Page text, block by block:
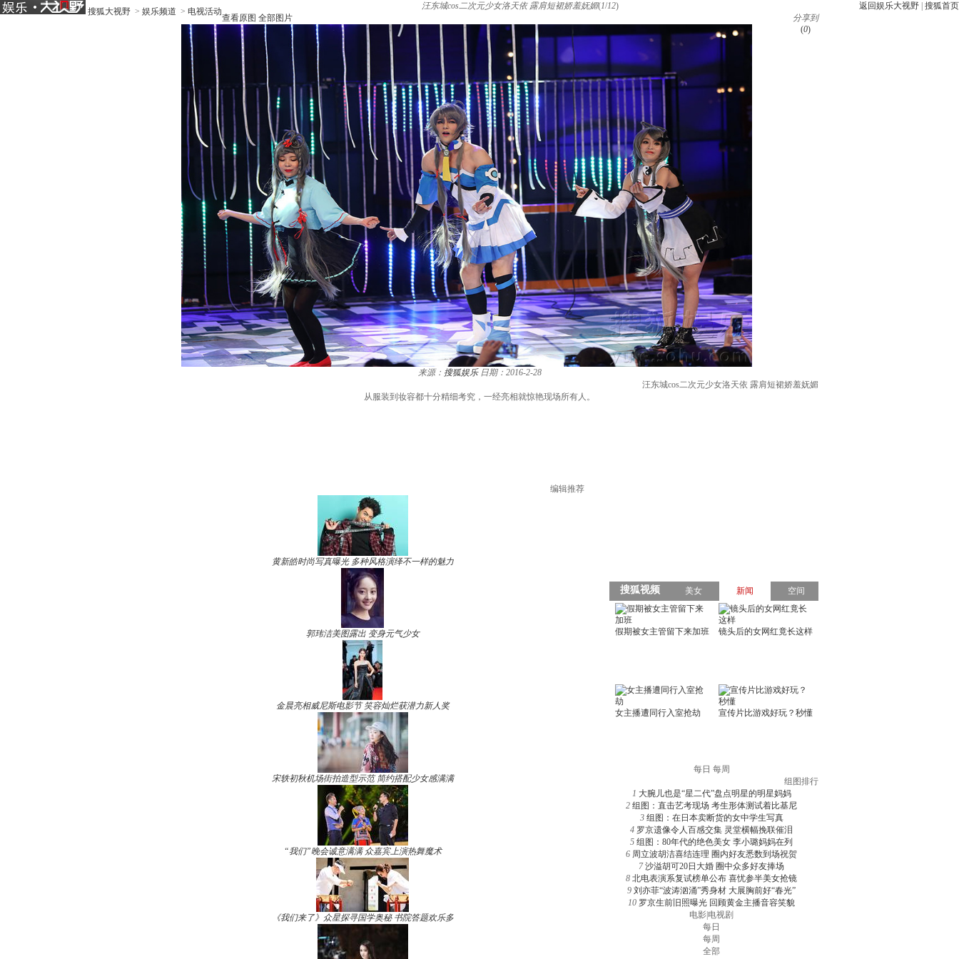
搜狐大视野 > 娱乐频道 > 电视活动
返回娱乐大视野 搜狐首页
汪东城cos二次元少女洛天依 露肩短裙娇羞妩媚(1/12)
查看原图 全部图片
分享到
(0)
来源： 搜狐娱乐 日期：2016-2-28
汪东城cos二次元少女洛天依 露肩短裙娇羞妩媚
从服装到妆容都十分精细考究，一经亮相就惊艳现场所有人。
编辑推荐
黄新皓时尚写真曝光 多种风格演绎不一样的魅力
郭玮洁美图露出 变身元气少女
金晨亮相威尼斯电影节 笑容灿烂获潜力新人奖
宋轶初秋机场街拍造型示范 简约搭配少女感满满
“我们”晚会诚意满满 众嘉宾上演热舞魔术
《我们来了》众星探寻国学奥秘 书院答题欢乐多
每日 每周
组图排行
1 大腕儿也是“星二代”盘点明星的明星妈妈
2 组图：直击艺考现场 考生形体测试着比基尼
3 组图：在日本卖断货的女中学生写真
4 罗京遗像令人百感交集 灵堂横幅挽联催泪
5 组图：80年代的绝色美女 李小璐妈妈在列
6 周立波胡洁喜结连理 圈内好友悉数到场祝贺
7 沙溢胡可20日大婚 圈中众多好友捧场
8 北电表演系复试榜单公布 喜忧参半美女抢镜
9 刘亦菲“波涛汹涌”秀身材 大展胸前好“春光”
10 罗京生前旧照曝光 回顾黄金主播音容笑貌
电影 电视剧
每日
每周
全部